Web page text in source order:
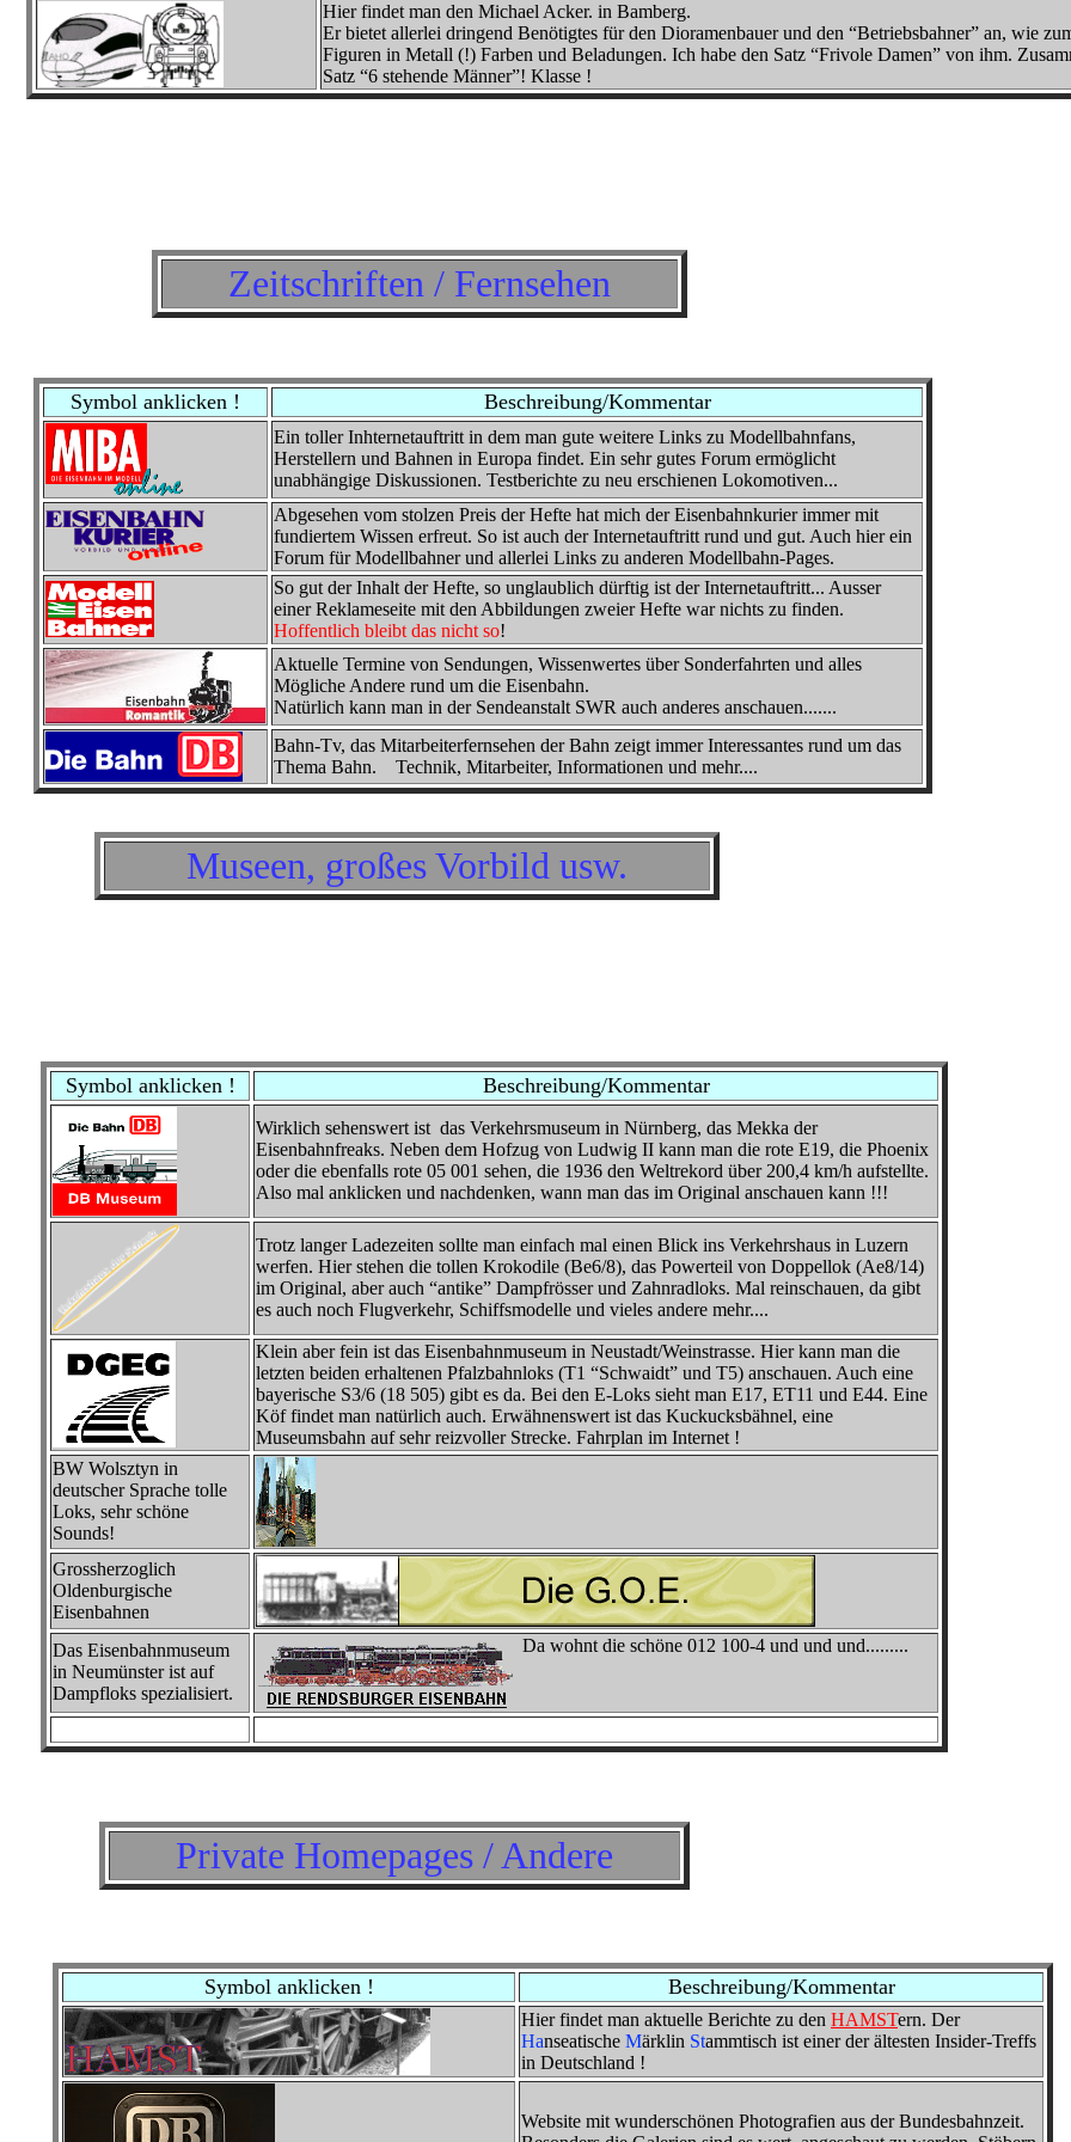
Hier findet man den Michael Acker. in Bamberg.
Er bietet allerlei dringend Benötigtes für den Dioramenbauer und den “Betriebsbahner” an, wie
Figuren in Metall (!) Farben und Beladungen. Ich habe den Satz “Frivole Damen” von ihm.
Satz “6 stehende Männer”! Klasse !
Zeitschriften / Fernsehen
Symbol anklicken ! Beschreibung/Kommentar
Ein toller Inhternetauftritt in dem man gute weitere Links zu Modellbahnfans,
Herstellern und Bahnen in Europa findet. Ein sehr gutes Forum ermöglicht
unabhängige Diskussionen. Testberichte zu neu erschienen Lokomotiven...
Abgesehen vom stolzen Preis der Hefte hat mich der Eisenbahnkurier immer mit
fundiertem Wissen erfreut. So ist auch der Internetauftritt rund und gut. Auch hier ein
Forum für Modellbahner und allerlei Links zu anderen Modellbahn-Pages.
So gut der Inhalt der Hefte, so unglaublich dürftig ist der Internetauftritt... Ausser
einer Reklameseite mit den Abbildungen zweier Hefte war nichts zu finden.
Hoffentlich bleibt das nicht so!
Aktuelle Termine von Sendungen, Wissenwertes über Sonderfahrten und alles
Mögliche Andere rund um die Eisenbahn.
Natürlich kann man in der Sendeanstalt SWR auch anderes anschauen.......
Bahn-Tv, das Mitarbeiterfernsehen der Bahn zeigt immer Interessantes rund um das
Thema Bahn. Technik, Mitarbeiter, Informationen und mehr....
Museen, großes Vorbild usw.
Symbol anklicken ! Beschreibung/Kommentar
Wirklich sehenswert ist das Verkehrsmuseum in Nürnberg, das Mekka der
Eisenbahnfreaks. Neben dem Hofzug von Ludwig II kann man die rote E19, die Phoenix
oder die ebenfalls rote 05 001 sehen, die 1936 den Weltrekord über 200,4 km/h aufstellte.
Also mal anklicken und nachdenken, wann man das im Original anschauen kann !!!
Trotz langer Ladezeiten sollte man einfach mal einen Blick ins Verkehrshaus in Luzern
werfen. Hier stehen die tollen Krokodile (Be6/8), das Powerteil von Doppellok (Ae8/14)
im Original, aber auch “antike” Dampfrösser und Zahnradloks. Mal reinschauen, da gibt
es auch noch Flugverkehr, Schiffsmodelle und vieles andere mehr....
Klein aber fein ist das Eisenbahnmuseum in Neustadt/Weinstrasse. Hier kann man die
letzten beiden erhaltenen Pfalzbahnloks (T1 “Schwaidt” und T5) anschauen. Auch eine
bayerische S3/6 (18 505) gibt es da. Bei den E-Loks sieht man E17, ET11 und E44. Eine
Köf findet man natürlich auch. Erwähnenswert ist das Kuckucksbähnel, eine
Museumsbahn auf sehr reizvoller Strecke. Fahrplan im Internet !
BW Wolsztyn in
deutscher Sprache tolle
Loks, sehr schöne
Sounds!
Grossherzoglich
Oldenburgische
Eisenbahnen
Das Eisenbahnmuseum
in Neumünster ist auf
Dampfloks spezialisiert.
Da wohnt die schöne 012 100-4 und und und.........
Private Homepages / Andere
Symbol anklicken ! Beschreibung/Kommentar
Hier findet man aktuelle Berichte zu den HAMSTern. Der
Hanseatische Märklin Stammtisch ist einer der ältesten Insider-Treffs
in Deutschland !
Website mit wunderschönen Photografien aus der Bundesbahnzeit.